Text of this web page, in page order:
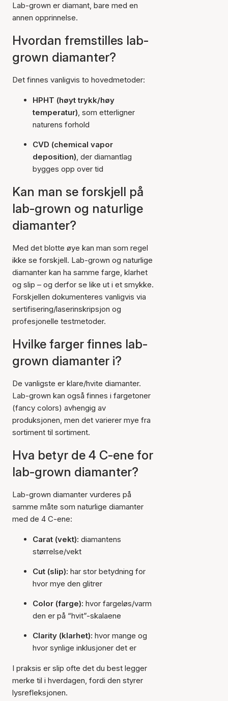
Lab-grown er diamant, bare med en
annen opprinnelse.
Hvordan fremstilles lab-
grown diamanter?
Det finnes vanligvis to hovedmetoder:
HPHT (høyt trykk/høy
temperatur), som etterligner
naturens forhold
CVD (chemical vapor
deposition), der diamantlag
bygges opp over tid
Kan man se forskjell på
lab-grown og naturlige
diamanter?
Med det blotte øye kan man som regel
ikke se forskjell. Lab-grown og naturlige
diamanter kan ha samme farge, klarhet
og slip – og derfor se like ut i et smykke.
Forskjellen dokumenteres vanligvis via
sertifisering/laserinskripsjon og
profesjonelle testmetoder.
Hvilke farger finnes lab-
grown diamanter i?
De vanligste er klare/hvite diamanter.
Lab-grown kan også finnes i fargetoner
(fancy colors) avhengig av
produksjonen, men det varierer mye fra
sortiment til sortiment.
Hva betyr de 4 C-ene for
lab-grown diamanter?
Lab-grown diamanter vurderes på
samme måte som naturlige diamanter
med de 4 C-ene:
Carat (vekt): diamantens
størrelse/vekt
Cut (slip): har stor betydning for
hvor mye den glitrer
Color (farge): hvor fargeløs/varm
den er på “hvit”-skalaene
Clarity (klarhet): hvor mange og
hvor synlige inklusjoner det er
I praksis er slip ofte det du best legger
merke til i hverdagen, fordi den styrer
lysrefleksjonen.